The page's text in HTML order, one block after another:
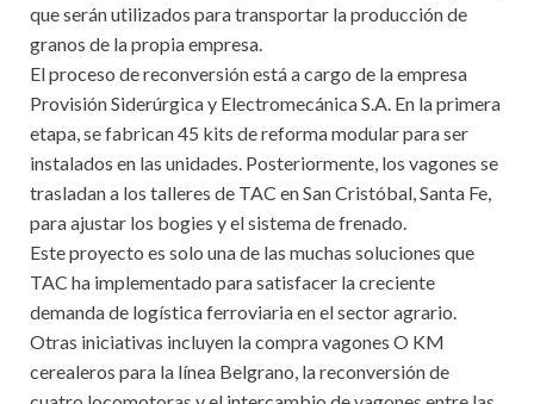
que serán utilizados para transportar la producción de
granos de la propia empresa.
El proceso de reconversión está a cargo de la empresa
Provisión Siderúrgica y Electromecánica S.A. En la primera
etapa, se fabrican 45 kits de reforma modular para ser
instalados en las unidades. Posteriormente, los vagones se
trasladan a los talleres de TAC en San Cristóbal, Santa Fe,
para ajustar los bogies y el sistema de frenado.
Este proyecto es solo una de las muchas soluciones que
TAC ha implementado para satisfacer la creciente
demanda de logística ferroviaria en el sector agrario.
Otras iniciativas incluyen la compra vagones O KM
cerealeros para la línea Belgrano, la reconversión de